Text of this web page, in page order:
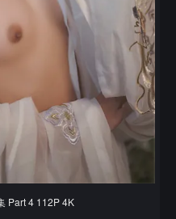
Part 4 112P 4K